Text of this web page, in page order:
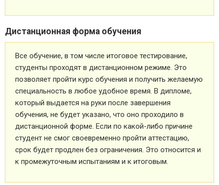
Дистанционная форма обучения
Все обучение, в том числе итоговое тестирование,
студенты проходят в дистанционном режиме. Это
позволяет пройти курс обучения и получить желаемую
специальность в любое удобное время. В дипломе,
который выдается на руки после завершения
обучения, не будет указано, что оно проходило в
дистанционной форме. Если по какой-либо причине
студент не смог своевременно пройти аттестацию,
срок будет продлен без ограничения. Это относится и
к промежуточным испытаниям и к итоговым.